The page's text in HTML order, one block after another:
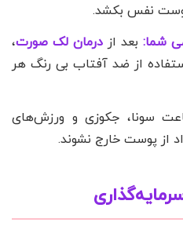
نفس بکشد.
شما: بعد از درمان لک صورت،
از ضد آفتاب بی رنگ هر
۴۸ ساعت سونا، جکوزی و ورزش‌های
از پوست خارج نشوند.